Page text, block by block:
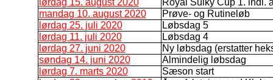
mandag 10. august 2020
Prøve- og Rutineløb
lørdag 25. juli 2020
Løbsdag 5
lørdag 11. juli 2020
Løbsdag 4
lørdag 27. juni 2020
Ny løbsdag (erstatter
søndag 14. juni 2020
Almindelig løbsdag
lørdag 7. marts 2020
Sæson start